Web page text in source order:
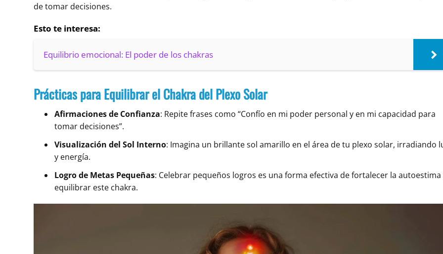
de tomar decisiones.
Esto te interesa:
Equilibrio emocional: El poder de los chakras
Prácticas para Equilibrar el Chakra del Plexo Solar
Afirmaciones de Confianza: Repite frases como “Confío en mi poder personal y en mi capacidad para
tomar decisiones”.
Visualización del Sol Interno: Imagina un brillante sol amarillo en el área de tu plexo solar, irradiando
y energía.
Logro de Metas Pequeñas: Celebrar pequeños logros es una forma efectiva de fortalecer la autoestima
equilibrar este chakra.